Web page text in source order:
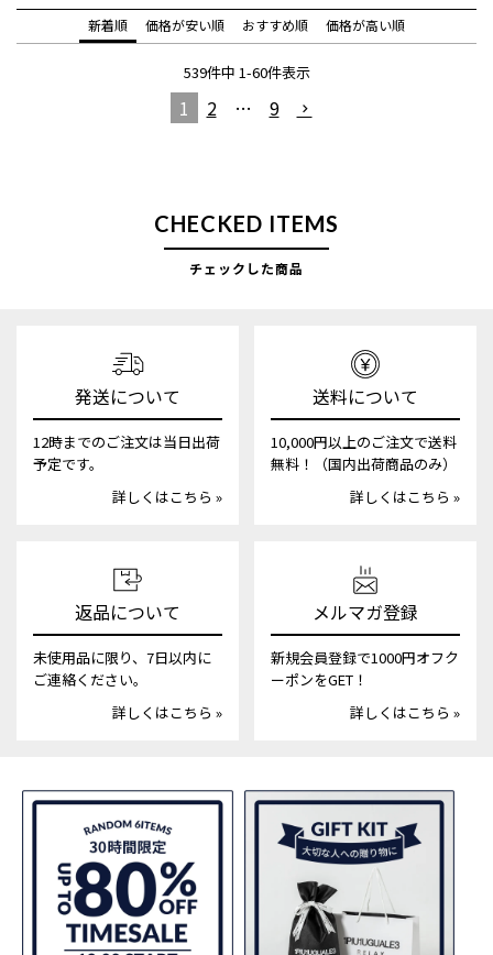
新着順 価格が安い順 おすすめ順 価格が高い順
539件中 1-60件表示
1 2 … 9
CHECKED ITEMS
チェックした商品
発送について
12時までのご注文は当日出荷
予定です。
詳しくはこちら »
送料について
10,000円以上のご注文で送料
無料！（国内出荷商品のみ）
詳しくはこちら »
返品について
未使用品に限り、7日以内に
ご連絡ください。
詳しくはこちら »
メルマガ登録
新規会員登録で1000円オフク
ーポンをGET！
詳しくはこちら »